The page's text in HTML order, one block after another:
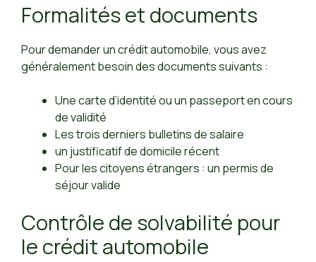
Formalités et documents
Pour demander un crédit automobile, vous avez
généralement besoin des documents suivants :
Une carte d’identité ou un passeport en cours
de validité
Les trois derniers bulletins de salaire
un justificatif de domicile récent
Pour les citoyens étrangers : un permis de
séjour valide
Contrôle de solvabilité pour
le crédit automobile